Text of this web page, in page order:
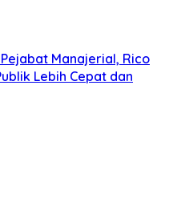
akhigu boi taozui